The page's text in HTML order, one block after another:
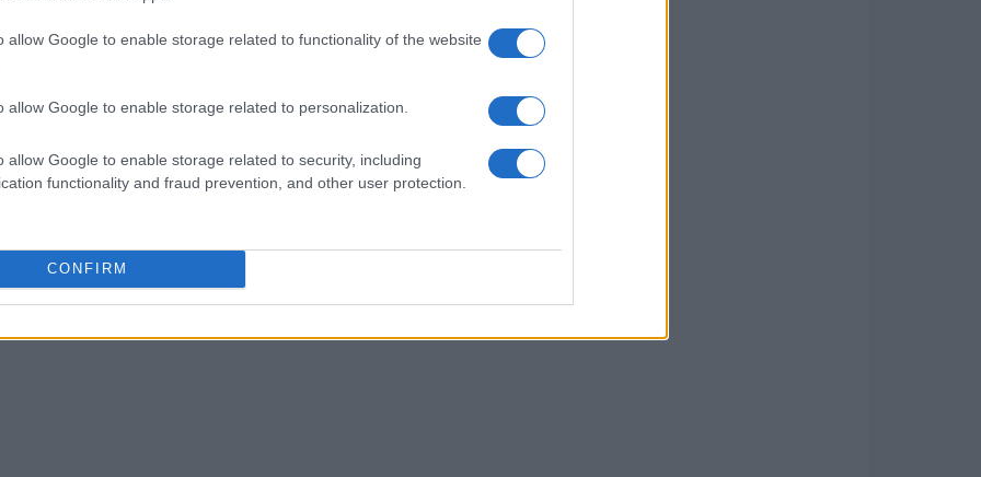
allow Google to enable storage related to functionality of the website
allow Google to enable storage related to personalization.
allow Google to enable storage related to security, including
functionality and fraud prevention, and other user protection.
CONFIRM
impermeabilizzazione. L’obiettivo è
in tempo per accogliere le squadre olimpiche